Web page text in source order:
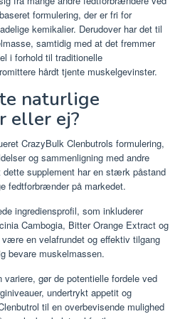
formulering, der er fri for
kemikalier. Derudover har det til
samtidig med at det fremmer
i forhold til traditionelle
hårdt tjente muskelgevinster.
naturlige
eller ej?
CrazyBulk Clenbutrols formulering,
og sammenligning med andre
supplement har en stærk påstand
fedtforbrænder på markedet.
ingrediensprofil, som inkluderer
Cambogia, Bitter Orange Extract og
en velafrundet og effektiv tilgang
bevare muskelmassen.
gør de potentielle fordele ved
undertrykt appetit og
til en overbevisende mulighed